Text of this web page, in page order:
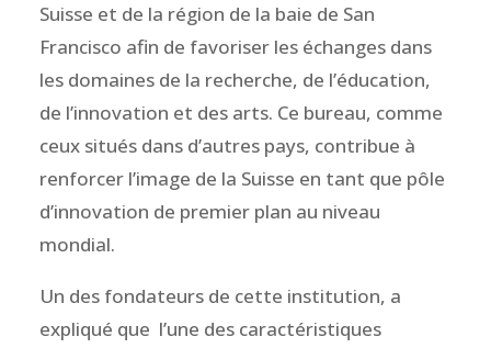
Suisse et de la région de la baie de San
Francisco afin de favoriser les échanges dans
les domaines de la recherche, de l’éducation,
de l’innovation et des arts. Ce bureau, comme
ceux situés dans d’autres pays, contribue à
renforcer l’image de la Suisse en tant que pôle
d’innovation de premier plan au niveau
mondial.
Un des fondateurs de cette institution, a
expliqué que l’une des caractéristiques